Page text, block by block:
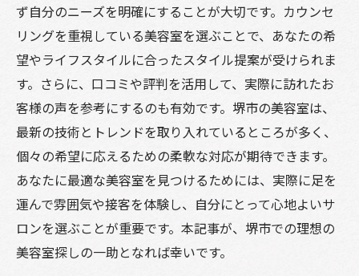
ず自分のニーズを明確にすることが大切です。カウンセ
リングを重視している美容室を選ぶことで、あなたの希
望やライフスタイルに合ったスタイル提案が受けられま
す。さらに、口コミや評判を活用して、実際に訪れたお
客様の声を参考にするのも有効です。堺市の美容室は、
最新の技術とトレンドを取り入れているところが多く、
個々の希望に応えるための柔軟な対応が期待できます。
あなたに最適な美容室を見つけるためには、実際に足を
運んで雰囲気や接客を体験し、自分にとって心地よいサ
ロンを選ぶことが重要です。本記事が、堺市での理想の
美容室探しの一助となれば幸いです。